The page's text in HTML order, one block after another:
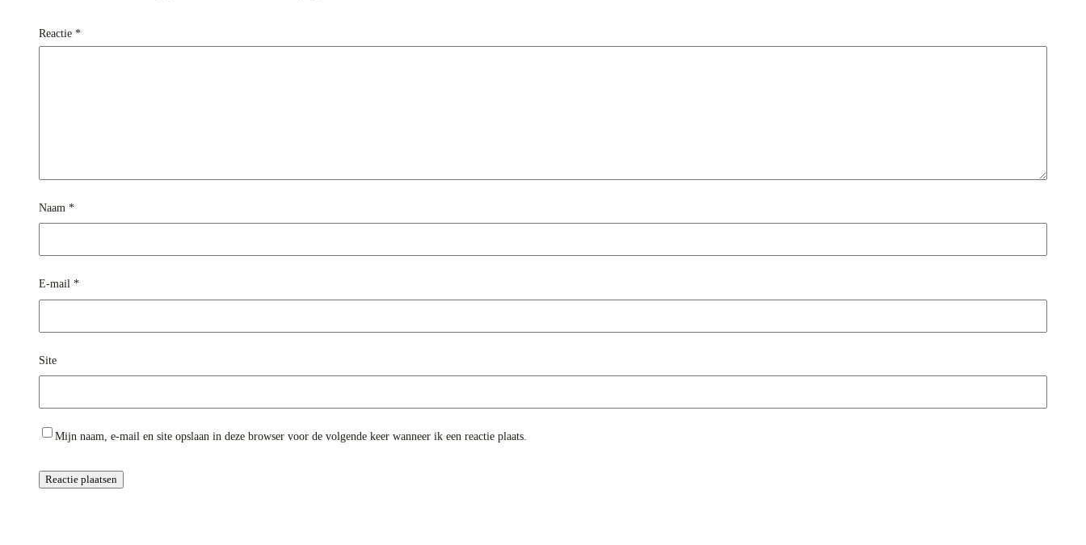
Reactie *
Naam *
E-mail *
Site
Mijn naam, e-mail en site opslaan in deze browser voor de volgende keer wanneer ik een reactie plaats.